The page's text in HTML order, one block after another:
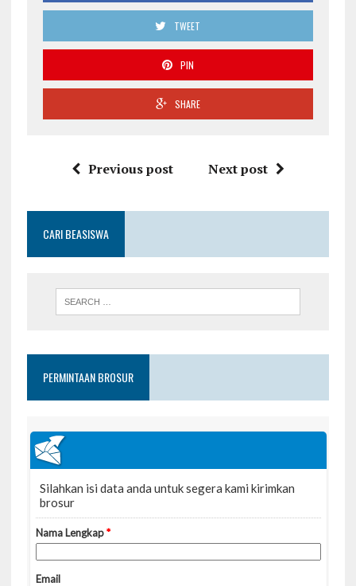
TWEET
PIN
SHARE
Previous post Next post
CARI BEASISWA
PERMINTAAN BROSUR